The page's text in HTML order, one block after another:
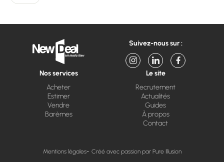
Suivez-nous sur :
Nos services
Acheter
Estimer
Vendre
Barèmes
Le site
Recrutement
Actualités
Guides
À propos
Contact
Mentions légales Créé avec passion par Pure Illusion